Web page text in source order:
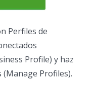
Perfiles de
Profile) y haz
Profiles).